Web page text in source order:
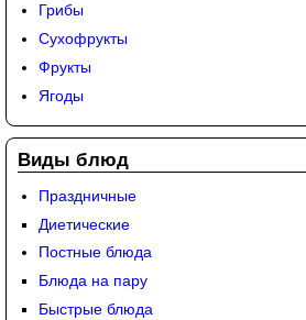
Грибы
Сухофрукты
Фрукты
Ягоды
Виды блюд
Праздничные
Диетические
Постные блюда
Блюда на пару
Быстрые блюда